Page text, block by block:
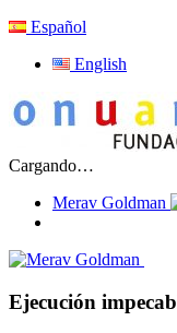
Español
English
Cargando…
Merav Goldman
Ejecución